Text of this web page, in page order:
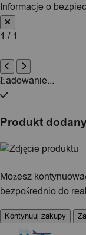
Informacje o
1 / 1
Ładowanie...
Produkt
Możesz
bezpośrednio do
Kontynuuj zakupy